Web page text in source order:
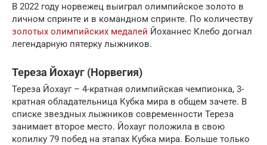
В 2022 году норвежец выиграл олимпийское золото в
личном спринте и в командном спринте. По количеству
золотых олимпийских медалей Йоханнес Клебо догнал
легендарную пятерку лыжников.
Тереза Йохауг (Норвегия)
Тереза Йохауг – 4-кратная олимпийская чемпионка, 3-
кратная обладательница Кубка мира в общем зачете. В
списке звездных лыжников современности Тереза
занимает второе место. Йохауг положила в свою
копилку 79 побед на этапах Кубка мира. Больше только